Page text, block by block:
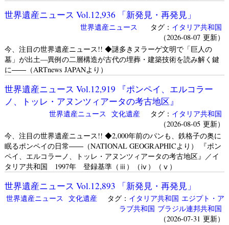
世界遺産ニュース Vol.12,936 「新発見・再発見」
世界遺産ニュース タグ： イタリア共和国
（2026-08-07 更新）
今、注目の世界遺産ニュース!! ◆謎多きヌラーゲ文明で「巨人の
墓」が出土—異例の二層構造が古代の埋葬・建築技術を読み解く鍵
に――（ARTnews JAPANより）
世界遺産ニュース Vol.12,919 『ポンペイ、エルコラー
ノ、トッレ・アヌンツィアータの考古地区』
世界遺産ニュース 文化遺産タグ： イタリア共和国
（2026-08-05 更新）
今、注目の世界遺産ニュース!! ◆2,000年前のパンも、鉄格子の奥に
眠るポンペイの日常――（NATIONAL GEOGRAPHICより） 『ポン
ペイ、エルコラーノ、トッレ・アヌンツィアータの考古地区』／イ
タリア共和国 1997年 登録基準（ⅲ）（ⅳ）（ⅴ）
世界遺産ニュース Vol.12,893 「新発見・再発見」
世界遺産ニュース 文化遺産タグ： イタリア共和国 エジプト・ア
ラブ共和国 ブラジル連邦共和国
（2026-07-31 更新）